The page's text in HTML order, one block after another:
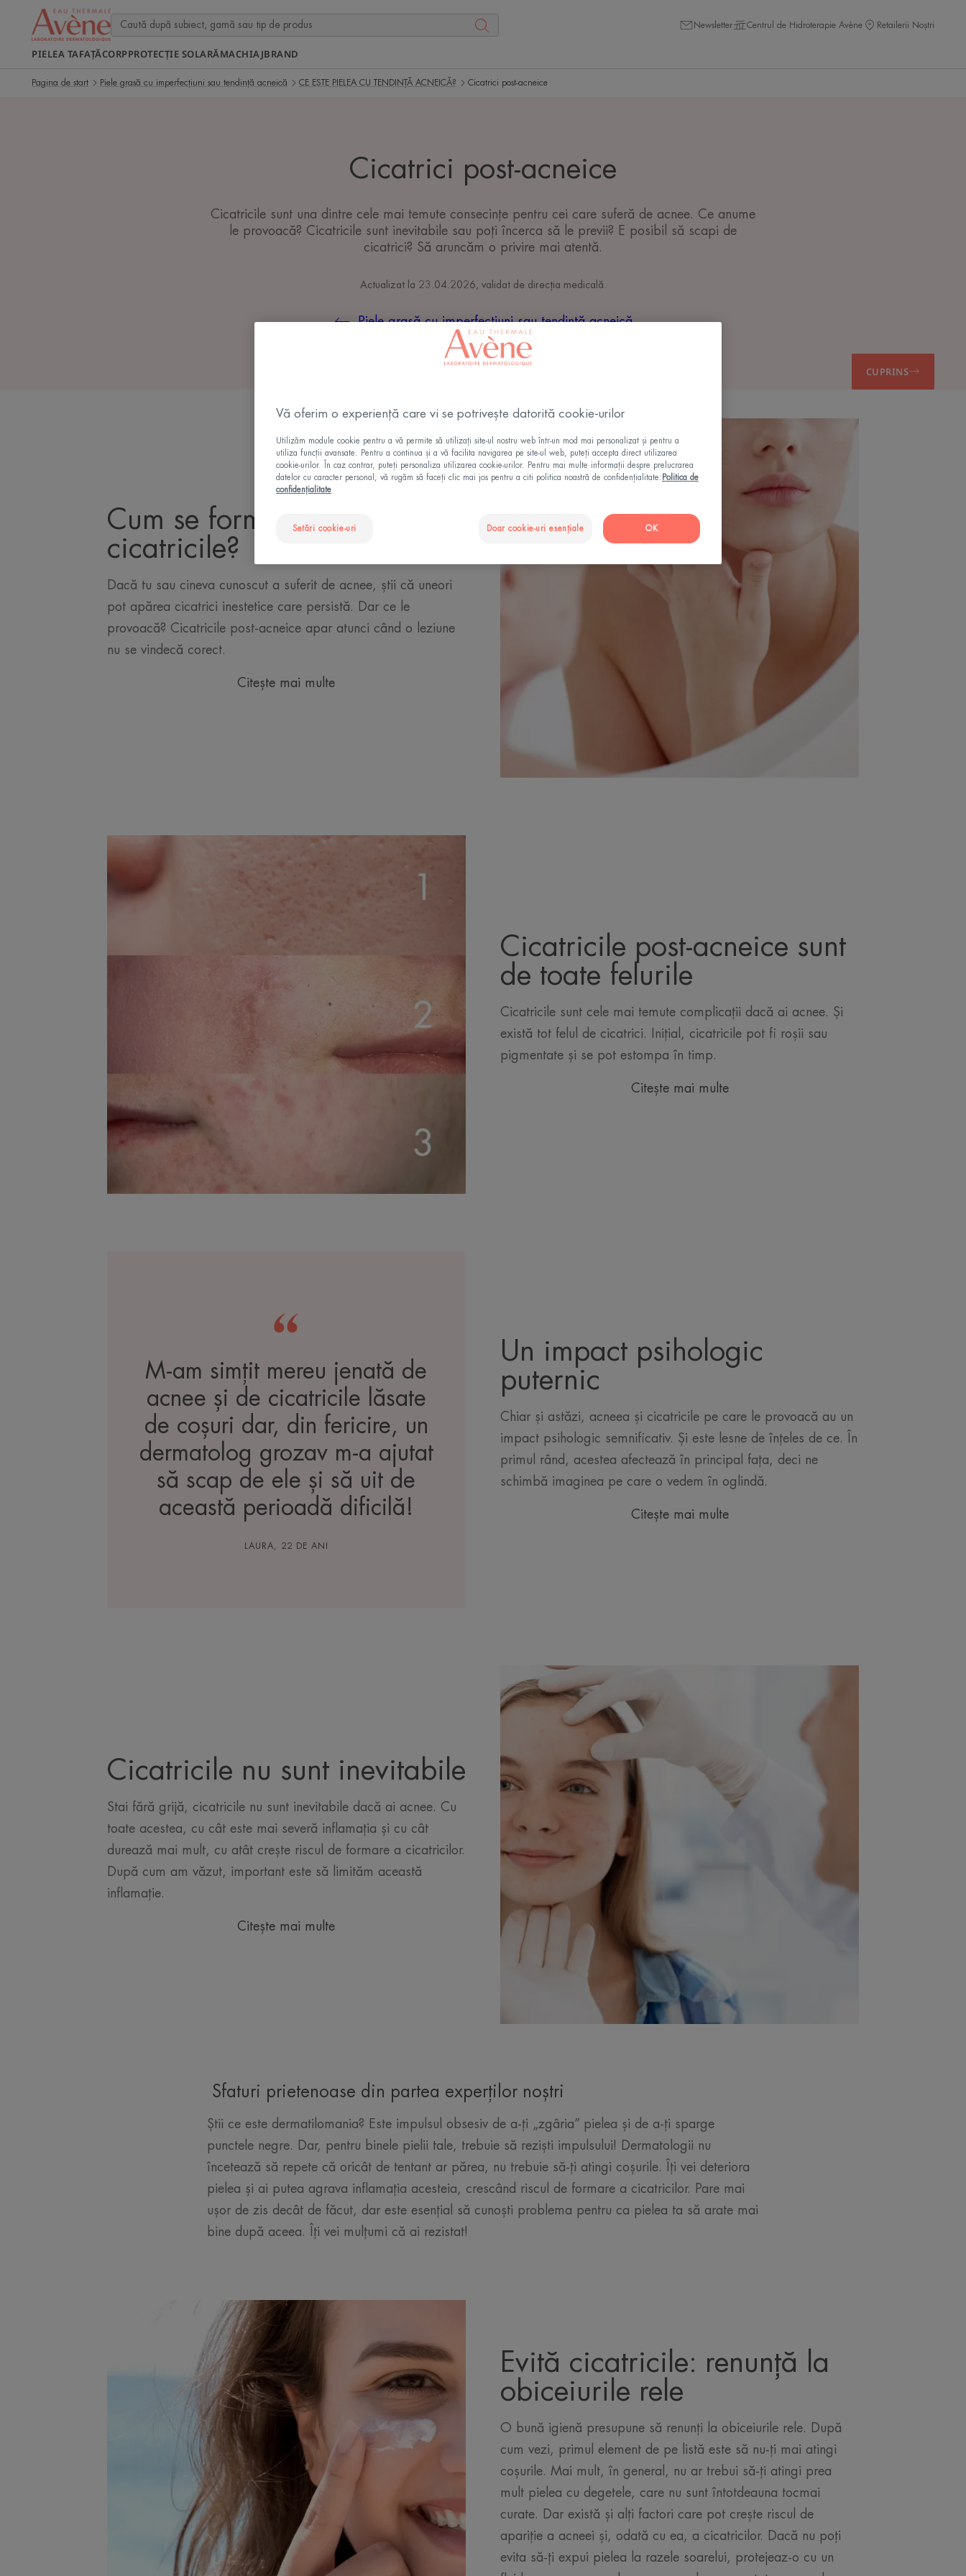
Newsletter Centrul de Hidroterapie Avène Retailerii Noștri
PIELEA TAFAȚĂCORPPROTECȚIE SOLARĂMACHIAJBRAND
Pagina de start Piele grasă cu imperfecțiuni sau tendință acneică CE ESTE PIELEA CU TENDINȚĂ ACNEICĂ? Cicatrici post-acneice
Cicatrici post-acneice
Cicatricile sunt una dintre cele mai temute consecințe pentru cei care suferă de acnee. Ce anume
le provoacă? Cicatricile sunt inevitabile sau poți încerca să le previi? E posibil să scapi de
cicatrici? Să aruncăm o privire mai atentă.
Actualizat la 23.04.2026 , validat de direcția medicală
Piele grasă cu imperfecțiuni sau tendință acneică
CUPRINS
Cum se formează
cicatricile?
Dacă tu sau cineva cunoscut a suferit de acnee, știi că uneori
pot apărea cicatrici inestetice care persistă. Dar ce le
provoacă? Cicatricile post-acneice apar atunci când o leziune
nu se vindecă corect.
Citește mai multe
Cicatricile post-acneice sunt
de toate felurile
Cicatricile sunt cele mai temute complicații dacă ai acnee. Și
există tot felul de cicatrici. Inițial, cicatricile pot fi roșii sau
pigmentate și se pot estompa în timp.
Citește mai multe
M-am simțit mereu jenată de
acnee și de cicatricile lăsate
de coșuri dar, din fericire, un
dermatolog grozav m-a ajutat
să scap de ele și să uit de
această perioadă dificilă!
LAURA, 22 DE ANI
Un impact psihologic
puternic
Chiar și astăzi, acneea și cicatricile pe care le provoacă au un
impact psihologic semnificativ. Și este lesne de înțeles de ce. În
primul rând, acestea afectează în principal fața, deci ne
schimbă imaginea pe care o vedem în oglindă.
Citește mai multe
Cicatricile nu sunt inevitabile
Stai fără grijă, cicatricile nu sunt inevitabile dacă ai acnee. Cu
toate acestea, cu cât este mai severă inflamația și cu cât
durează mai mult, cu atât crește riscul de formare a cicatricilor.
După cum am văzut, important este să limităm această
inflamație.
Citește mai multe
Sfaturi prietenoase din partea experților noștri
Știi ce este dermatilomania? Este impulsul obsesiv de a-ți „zgâria” pielea și de a-ți sparge
punctele negre. Dar, pentru binele pielii tale, trebuie să reziști impulsului! Dermatologii nu
încetează să repete că oricât de tentant ar părea, nu trebuie să-ți atingi coșurile. Îți vei deteriora
pielea și ai putea agrava inflamația acesteia, crescând riscul de formare a cicatricilor. Pare mai
ușor de zis decât de făcut, dar este esențial să cunoști problema pentru ca pielea ta să arate mai
bine după aceea. Îți vei mulțumi că ai rezistat!
Evită cicatricile: renunță la
obiceiurile rele
O bună igienă presupune să renunți la obiceiurile rele. După
cum vezi, primul element de pe listă este să nu-ți mai atingi
coșurile. Mai mult, în general, nu ar trebui să-ți atingi prea
mult pielea cu degetele, care nu sunt întotdeauna tocmai
curate. Dar există și alți factori care pot crește riscul de
apariție a acneei și, odată cu ea, a cicatricilor. Dacă nu poți
evita să-ți expui pielea la razele soarelui, protejeaz-o cu un
Vă oferim o experiență care vi se potrivește datorită cookie-urilor
Utilizăm module cookie pentru a vă permite să utilizați site-ul nostru web într-un mod mai personalizat și pentru a
utiliza funcții avansate. Pentru a continua și a vă facilita navigarea pe site-ul web, puteți accepta direct utilizarea
cookie-urilor. În caz contrar, puteți personaliza utilizarea cookie-urilor. Pentru mai multe informații despre prelucrarea
datelor cu caracter personal, vă rugăm să faceți clic mai jos pentru a citi politica noastră de confidențialitate: Politica de
confidențialitate
Setări cookie-uri Doar cookie-uri esențiale OK